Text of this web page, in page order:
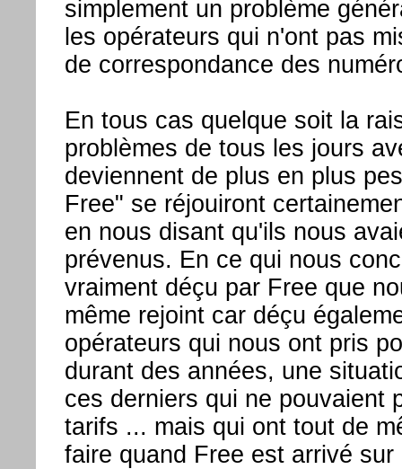
simplement un problème
les opérateurs qui n'ont pas
de correspondance des
En tous cas quelque soit la
problèmes de tous les jours
deviennent de plus en plus
Free" se réjouiront
en nous disant qu'ils nous
prévenus. En ce qui nous
vraiment déçu par Free que
même rejoint car déçu
opérateurs qui nous ont pris
durant des années, une
ces derniers qui ne pouvaient
tarifs ... mais qui ont tout de
faire quand Free est arrivé sur